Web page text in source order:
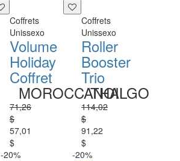
Coffrets
Unissexo
Volume
Holiday
Coffret
MOROCCANOIL
71,26
$
57,01
$
Coffrets
Unissexo
Roller
Booster
Trio
THALGO
114,02
$
91,22
$
-20%
-20%